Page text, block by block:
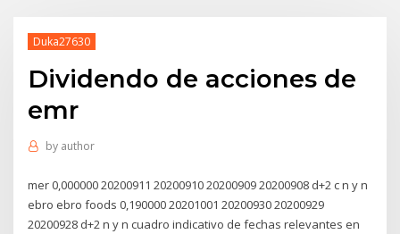
Duka27630
Dividendo de acciones de
emr
by author
mer 0,000000 20200911 20200910 20200909 20200908 d+2 c n y n
ebro ebro foods 0,190000 20201001 20200930 20200929
20200928 d+2 n y n cuadro indicativo de fechas relevantes en